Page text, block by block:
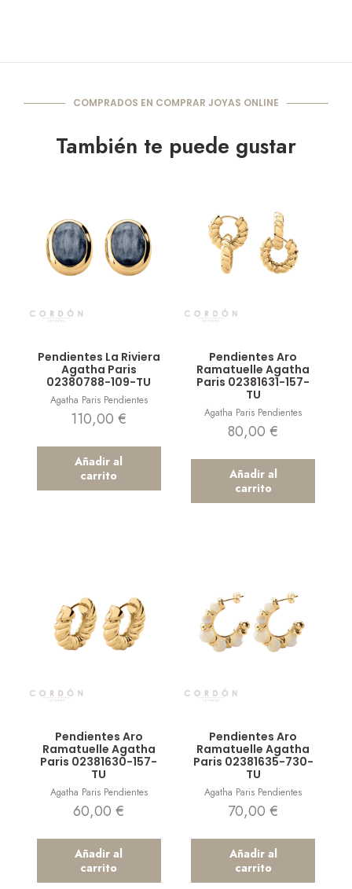
COMPRADOS EN COMPRAR JOYAS ONLINE
También te puede gustar
Pendientes La Riviera
Agatha Paris
02380788-109-TU
Agatha Paris Pendientes
110,00€
Añadir al
carrito
Pendientes Aro
Ramatuelle Agatha
Paris 02381631-157-
TU
Agatha Paris Pendientes
80,00€
Añadir al
carrito
Pendientes Aro
Ramatuelle Agatha
Paris 02381630-157-
TU
Agatha Paris Pendientes
60,00€
Añadir al
carrito
Pendientes Aro
Ramatuelle Agatha
Paris 02381635-730-
TU
Agatha Paris Pendientes
70,00€
Añadir al
carrito